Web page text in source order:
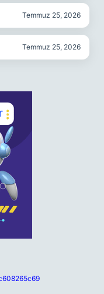
Temmuz 25, 2026
Temmuz 25, 2026